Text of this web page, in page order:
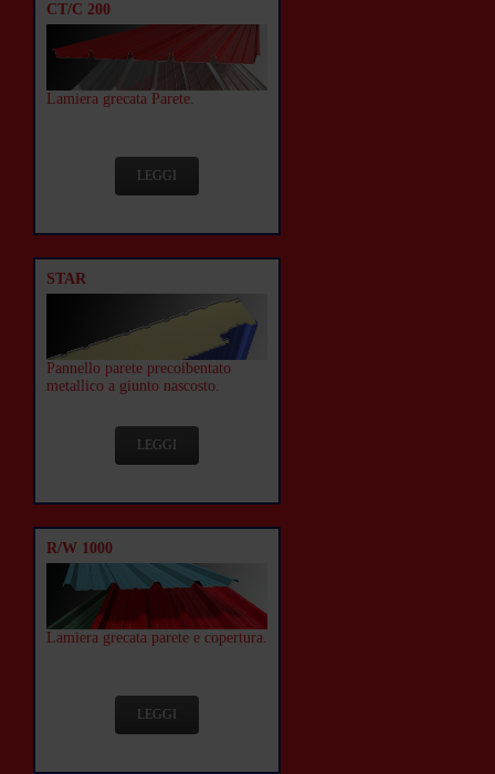
CT/C 200
Lamiera grecata Parete.
LEGGI
STAR
Pannello parete precoibentato
metallico a giunto nascosto.
LEGGI
R/W 1000
Lamiera grecata parete e copertura.
LEGGI